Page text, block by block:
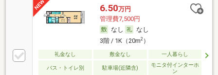
6.50万円
管理費7,500円
なし
なし
3階 / 1K（20m2）
礼金なし 敷金なし 一人暮らし
バス・トイレ別 駐車場(近隣含)
モニタ付インターホ
ン